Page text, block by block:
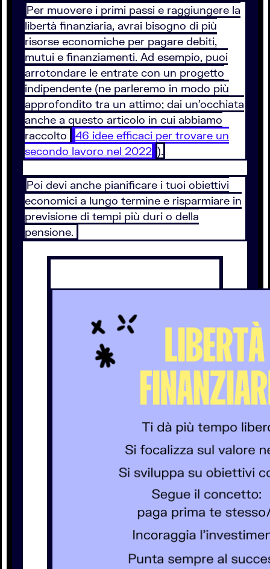
Per muovere i primi passi e raggiungere la
libertà finanziaria, avrai bisogno di più
risorse economiche per pagare debiti,
mutui e finanziamenti. Ad esempio, puoi
arrotondare le entrate con un progetto
indipendente (ne parleremo in modo più
approfondito tra un attimo; dai un’occhiata
anche a questo articolo in cui abbiamo
raccolto
46 idee efficaci per trovare un
secondo lavoro nel 2022 ).
Poi devi anche pianificare i tuoi obiettivi
economici a lungo termine e risparmiare in
previsione di tempi più duri o della
pensione.